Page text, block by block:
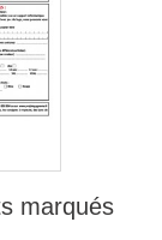
marqués